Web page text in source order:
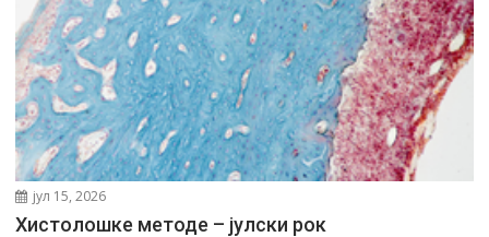
јул 15, 2026
Хистолошке методе – јулски рок